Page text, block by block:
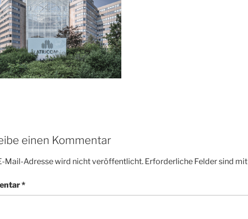
einen Kommentar
Mail-Adresse wird nicht veröffentlicht. Erforderliche Felder sind mit
*